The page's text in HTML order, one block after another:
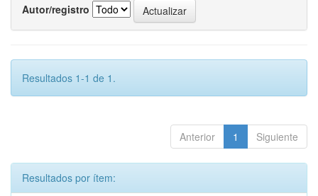
Autor/registro
Resultados 1-1 de 1.
Anterior 1 Siguiente
Resultados por ítem: